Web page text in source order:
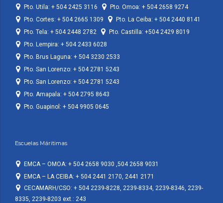
Pto. Utila: + 504 2425 3116
Pto. Omoa: + 504 2658 9274
Pto. Cortes: + 504 2665 1309
Pto. La Ceiba: + 504 2440 8141
Pto. Tela: + 504 2448 2782
Pto. Castilla: +504 2429 8019
Pto. Lempira: + 504 2433 6028
Pto. Brus Laguna: + 504 3230 2533
Pto. San Lorenzo: + 504 2781 5243
Pto. San Lorenzo: + 504 2781 5243
Pto. Amapala: + 504 2795 8643
Pto. Guapinol: + 504 9905 0645
Escuelas Máritimas
EMCA – OMOA: + 504 2658 9030 ,504 2658 9031
EMCA – LA CEIBA: + 504 2441 2170, 2441 2171
CECAMARH/CSO: + 504 2239-8228, 2239-8334, 2239-8346, 2239-
8335, 2239-8203 ext.: 243